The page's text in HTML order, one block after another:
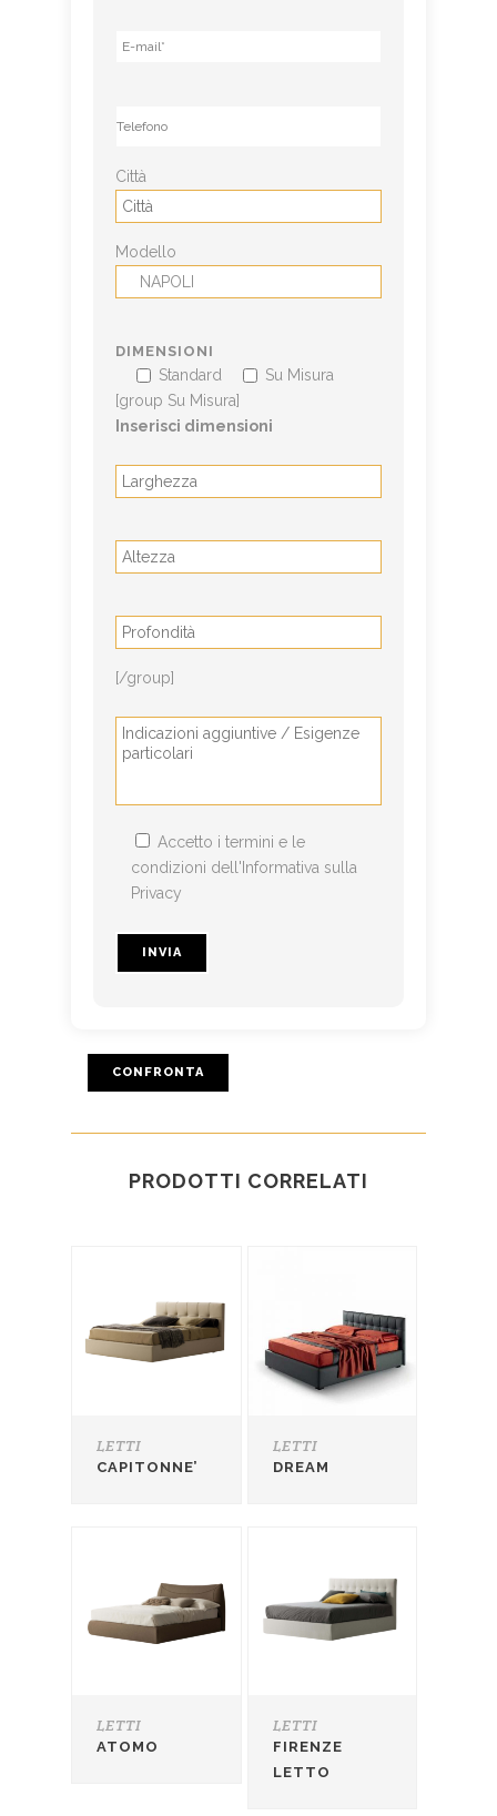
Città
Modello
DIMENSIONI
Standard
Su Misura
[group Su Misura]
Inserisci dimensioni
[/group]
Accetto i termini e le
condizioni dell'Informativa sulla
Privacy
CONFRONTA
PRODOTTI CORRELATI
LETTI
CAPITONNE’
LETTI
DREAM
LETTI
ATOMO
LETTI
FIRENZE
LETTO